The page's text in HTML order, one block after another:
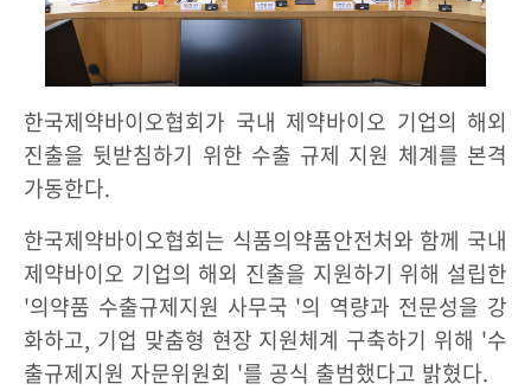
한국제약바이오협회가 국내 제약바이오 기업의 해외
진출을 뒷받침하기 위한 수출 규제 지원 체계를 본격
가동한다.
한국제약바이오협회는 식품의약품안전처와 함께 국내
제약바이오 기업의 해외 진출을 지원하기 위해 설립한
'의약품 수출규제지원 사무국 '의 역량과 전문성을 강
화하고, 기업 맞춤형 현장 지원체계 구축하기 위해 '수
출규제지원 자문위원회 '를 공식 출범했다고 밝혔다.